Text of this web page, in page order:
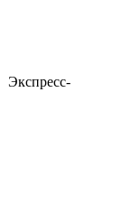
Экспресс-